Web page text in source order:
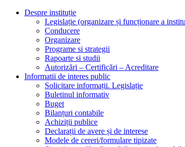
Despre instituție
Legislație (organizare și funcționare a
Conducere
Organizare
Programe si strategii
Rapoarte si studii
Autorizări – Certificări – Acreditare
Informatii de interes public
Solicitare informații. Legislație
Buletinul informativ
Buget
Bilanțuri contabile
Achiziții publice
Declarații de avere și de interese
Modele de cereri/formulare tipizate